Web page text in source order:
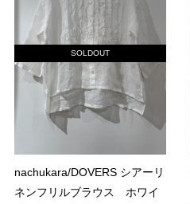
SOLDOUT
nachukara/DOVERS シアーリ
ネンフリルブラウス ホワイ